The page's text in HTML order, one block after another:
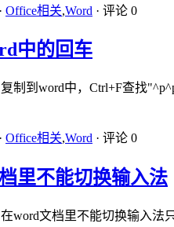
· Office相关,Word · 评论 0
中的回车
制到word中，Ctrl+F查找
· Office相关,Word · 评论 0
里不能切换输入法
word文档里不能切换输入法